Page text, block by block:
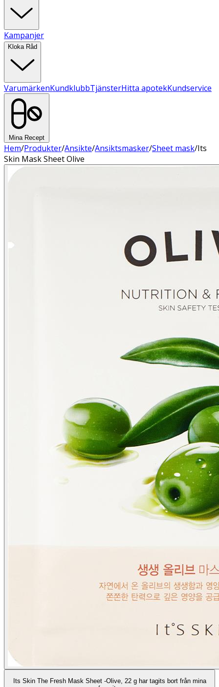
Kampanjer
Kloka Råd
VarumärkenKundklubbTjänsterHitta apotekKundservice
Mina Recept
Hem/Produkter/Ansikte/Ansiktsmasker/Sheet mask/Its
Skin Mask Sheet Olive
Its Skin The Fresh Mask Sheet -Olive, 22 g har tagits bort från mina